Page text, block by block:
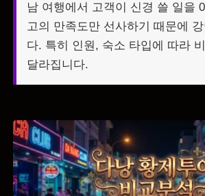
남 여행에서 고객이 신경 쓸 일을
고의 만족도만 선사하기 때문에
다. 특히 인원, 숙소 타입에 따라
달라집니다.